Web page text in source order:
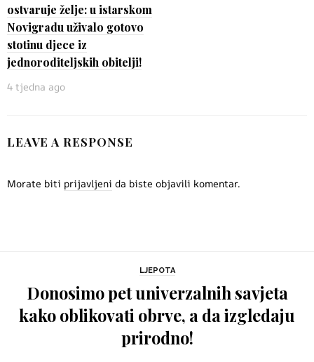
ostvaruje želje: u istarskom
Novigradu uživalo gotovo
stotinu djece iz
jednoroditeljskih obitelji!
4 tjedna ago
LEAVE A RESPONSE
Morate biti prijavljeni da biste objavili komentar.
LJEPOTA
Donosimo pet univerzalnih savjeta
kako oblikovati obrve, a da izgledaju
prirodno!